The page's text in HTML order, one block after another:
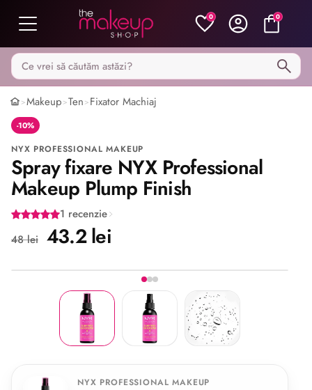
0 0
Caută pe MakeupShop
>Makeup>Ten>Fixator Machiaj
-10%
NYX PROFESSIONAL MAKEUP
Spray fixare NYX Professional
Makeup Plump Finish
1 recenzie
48 lei 43.2 lei
Imaginea 1 din 3
NYX PROFESSIONAL MAKEUP